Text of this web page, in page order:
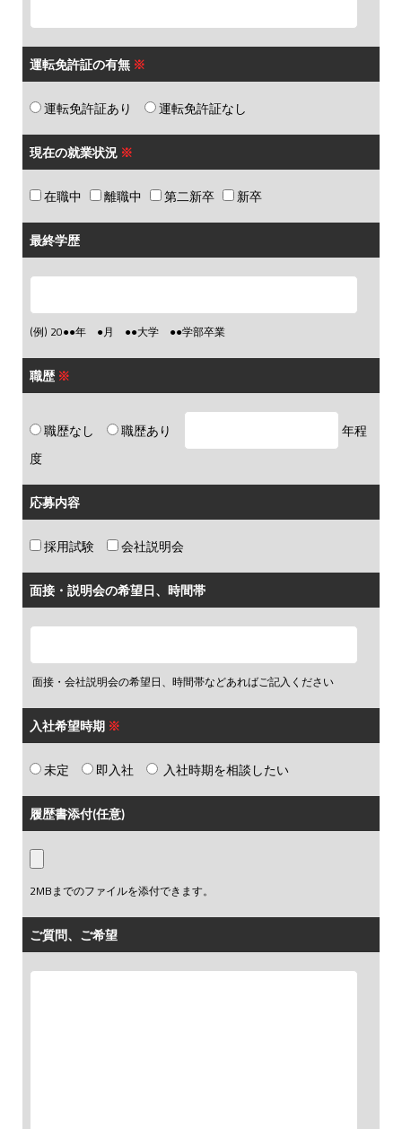
運転免許証の有無 ※
運転免許証あり 運転免許証なし
現在の就業状況 ※
在職中 離職中 第二新卒 新卒
最終学歴
(例) 20●●年 ●月 ●●大学 ●●学部卒業
職歴 ※
職歴なし 職歴あり
年程
度
応募内容
採用試験 会社説明会
面接・説明会の希望日、時間帯
面接・会社説明会の希望日、時間帯などあればご記入ください
入社希望時期 ※
未定 即入社 入社時期を相談したい
履歴書添付(任意)
2MBまでのファイルを添付できます。
ご質問、ご希望